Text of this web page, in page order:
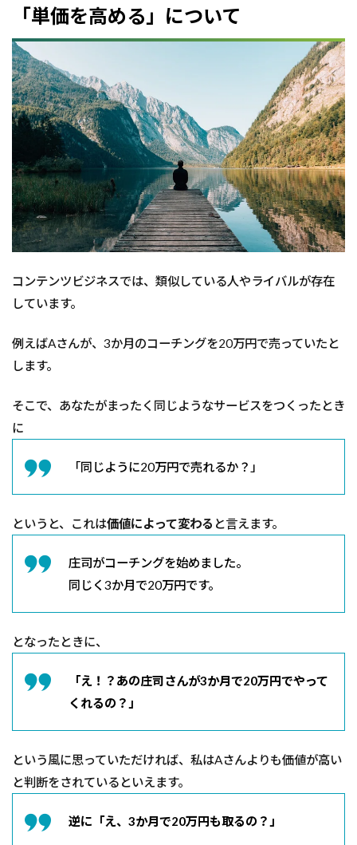
高め
る」
につ
いて
2
希
少
性
い
て
3
再
現
に
い
4
市
に
い
て
手
立
場
い
る
「単価を高める」について
コンテンツビジネスでは、類似している人やライバルが存在
しています。
例えばAさんが、3か月のコーチングを20万円で売っていたと
します。
そこで、あなたがまったく同じようなサービスをつくったとき
に
「同じように20万円で売れるか？」
というと、これは価値によって変わる と言えます。
庄司がコーチングを始めました。
同じく3か月で20万円です。
となったときに、
「え！？あの庄司さんが3か月で20万円でやって
くれるの？」
という風に思っていただければ、私はAさんよりも価値が高い
と判断をされているといえます。
逆に「え、3か月で20万円も取るの？」